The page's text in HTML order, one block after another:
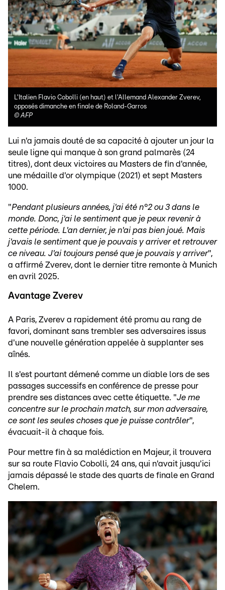
L'Italien Flavio Cobolli (en haut) et l'Allemand Alexander Zverev,
opposés dimanche en finale de Roland-Garros
©AFP
Lui n'a jamais douté de sa capacité à ajouter un jour la
seule ligne qui manque à son grand palmarès (24
titres), dont deux victoires au Masters de fin d'année,
une médaille d'or olympique (2021) et sept Masters
1000.
"Pendant plusieurs années, j'ai été n°2 ou 3 dans le
monde. Donc, j'ai le sentiment que je peux revenir à
cette période. L'an dernier, je n'ai pas bien joué. Mais
j'avais le sentiment que je pouvais y arriver et retrouver
ce niveau. J'ai toujours pensé que je pouvais y arriver",
a affirmé Zverev, dont le dernier titre remonte à Munich
en avril 2025.
Avantage Zverev
A Paris, Zverev a rapidement été promu au rang de
favori, dominant sans trembler ses adversaires issus
d'une nouvelle génération appelée à supplanter ses
aînés.
Il s'est pourtant démené comme un diable lors de ses
passages successifs en conférence de presse pour
prendre ses distances avec cette étiquette. "Je me
concentre sur le prochain match, sur mon adversaire,
ce sont les seules choses que je puisse contrôler",
évacuait-il à chaque fois.
Pour mettre fin à sa malédiction en Majeur, il trouvera
sur sa route Flavio Cobolli, 24 ans, qui n'avait jusqu'ici
jamais dépassé le stade des quarts de finale en Grand
Chelem.